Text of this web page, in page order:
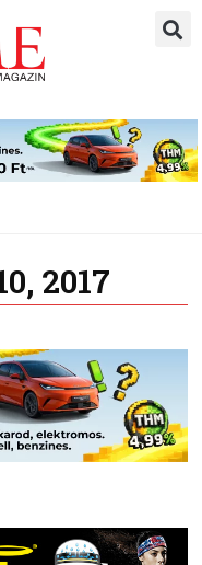
2017